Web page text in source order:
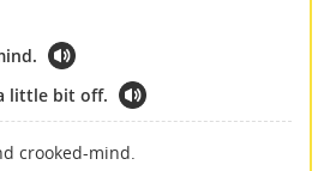
little bit off.
crooked-mind.